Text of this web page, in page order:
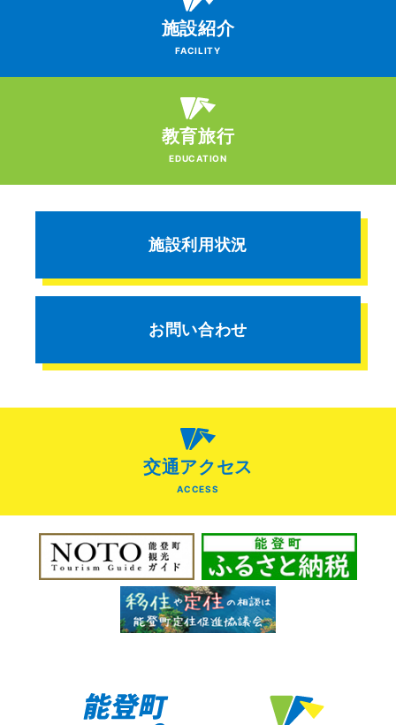
施設紹介
FACILITY
教育旅行
EDUCATION
施設利用状況
お問い合わせ
交通アクセス
ACCESS